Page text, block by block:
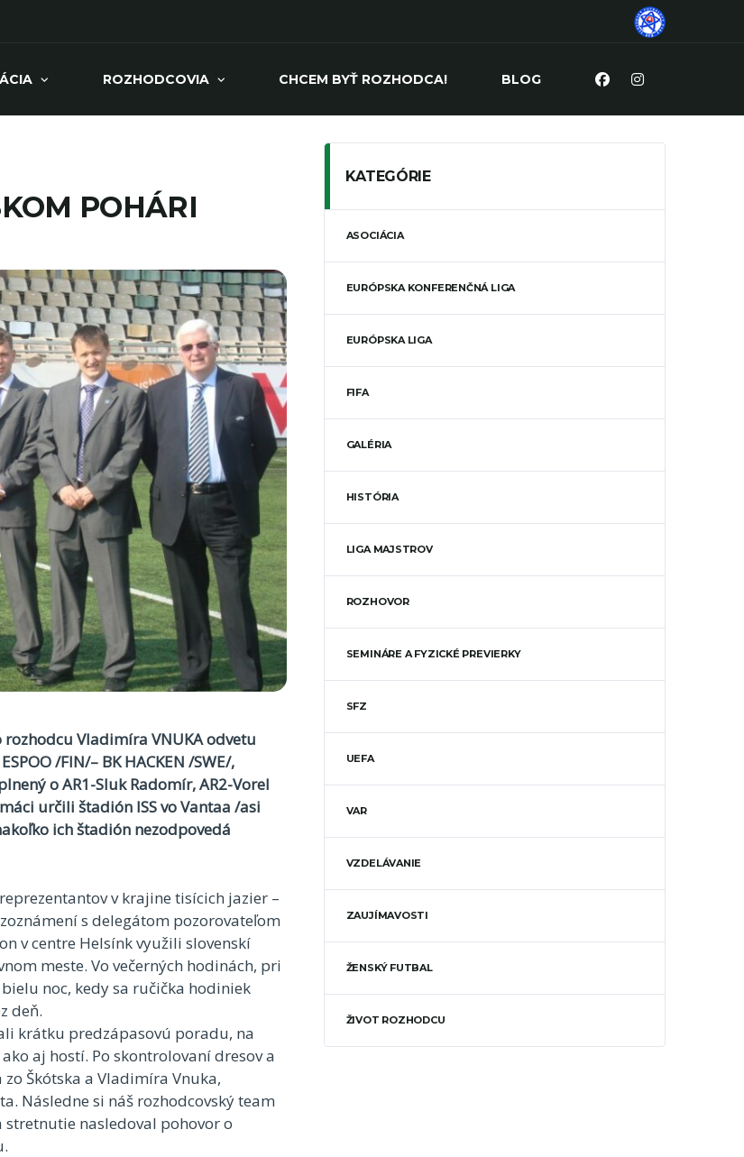
ROZHODCOVIA CHCEM BYŤ ROZHODCA! BLOG
POHÁRI
Vladimíra VNUKA odvetu
/FIN/– BK HACKEN /SWE/,
o AR1-Sluk Radomír, AR2-Vorel
určili štadión ISS vo Vantaa /asi
ich štadión nezodpovedá
v krajine tisícich jazier –
s delegátom pozorovateľom
v centre Helsínk využili slovenskí
meste. Vo večerných hodinách, pri
noc, kedy sa ručička hodiniek
deň.
krátku predzápasovú poradu, na
aj hostí. Po skontrolovaní dresov a
Škótska a Vladimíra Vnuka,
Následne si náš rozhodcovský team
nasledoval pohovor o
KATEGÓRIE
ASOCIÁCIA
EURÓPSKA KONFERENČNÁ LIGA
EURÓPSKA LIGA
FIFA
GALÉRIA
HISTÓRIA
LIGA MAJSTROV
ROZHOVOR
SEMINÁRE A FYZICKÉ PREVIERKY
SFZ
UEFA
VAR
VZDELÁVANIE
ZAUJÍMAVOSTI
ŽENSKÝ FUTBAL
ŽIVOT ROZHODCU